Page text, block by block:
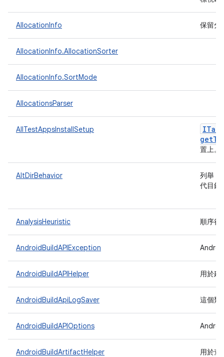
AllocationInfo 保留分
AllocationInfo.AllocationSorter
AllocationInfo.SortMode
AllocationsParser
AllTestAppsInstallSetup
get
置上。
AltDirBehavior
列舉，
代目錄
AnalysisHeuristic 順序
AndroidBuildAPIException
AndroidBuildAPIHelper 用於建
AndroidBuildApiLogSaver 這個類
AndroidBuildAPIOptions
AndroidBuildArtifactHelper
用於查